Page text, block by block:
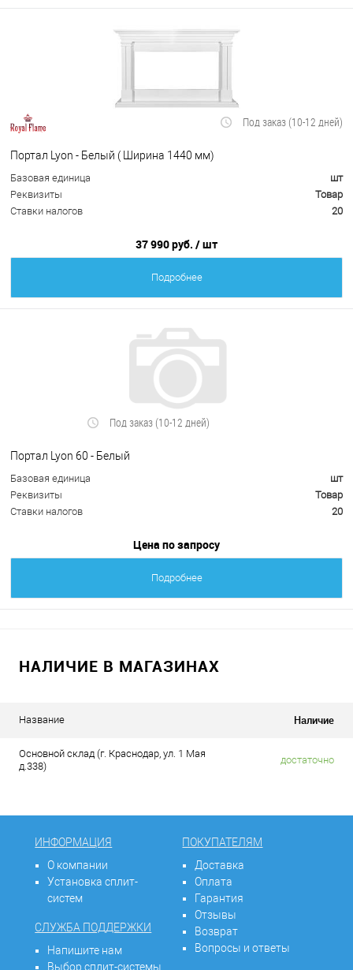
Под заказ (10-12 дней)
Портал Lyon - Белый ( Ширина 1440 мм)
Базовая единица
шт
Реквизиты
Товар
Ставки налогов
20
37 990 руб. / шт
Подробнее
Под заказ (10-12 дней)
Портал Lyon 60 - Белый
Базовая единица
шт
Реквизиты
Товар
Ставки налогов
20
Цена по запросу
Подробнее
НАЛИЧИЕ В МАГАЗИНАХ
Название Наличие
Основной склад (г. Краснодар, ул. 1 Мая
д.338)
достаточно
ИНФОРМАЦИЯ
О компании
Установка сплит-
систем
СЛУЖБА ПОДДЕРЖКИ
Напишите нам
Выбор сплит-системы
ПОКУПАТЕЛЯМ
Доставка
Оплата
Гарантия
Отзывы
Возврат
Вопросы и ответы